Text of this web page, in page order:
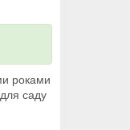
роками
саду